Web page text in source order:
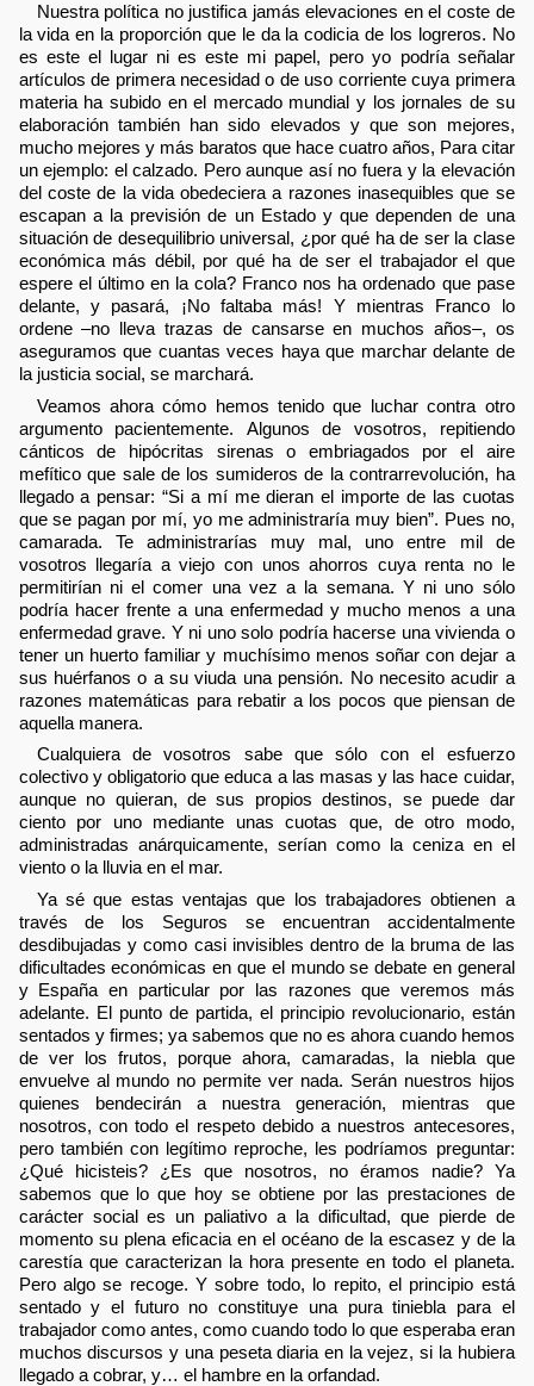
Nuestra política no justifica jamás elevaciones en el coste de
la vida en la proporción que le da la codicia de los logreros. No
es este el lugar ni es este mi papel, pero yo podría señalar
artículos de primera necesidad o de uso corriente cuya primera
materia ha subido en el mercado mundial y los jornales de su
elaboración también han sido elevados y que son mejores,
mucho mejores y más baratos que hace cuatro años, Para citar
un ejemplo: el calzado. Pero aunque así no fuera y la elevación
del coste de la vida obedeciera a razones inasequibles que se
escapan a la previsión de un Estado y que dependen de una
situación de desequilibrio universal, ¿por qué ha de ser la clase
económica más débil, por qué ha de ser el trabajador el que
espere el último en la cola? Franco nos ha ordenado que pase
delante, y pasará, ¡No faltaba más! Y mientras Franco lo
ordene –no lleva trazas de cansarse en muchos años–, os
aseguramos que cuantas veces haya que marchar delante de
la justicia social, se marchará.
Veamos ahora cómo hemos tenido que luchar contra otro
argumento pacientemente. Algunos de vosotros, repitiendo
cánticos de hipócritas sirenas o embriagados por el aire
mefítico que sale de los sumideros de la contrarrevolución, ha
llegado a pensar: “Si a mí me dieran el importe de las cuotas
que se pagan por mí, yo me administraría muy bien”. Pues no,
camarada. Te administrarías muy mal, uno entre mil de
vosotros llegaría a viejo con unos ahorros cuya renta no le
permitirían ni el comer una vez a la semana. Y ni uno sólo
podría hacer frente a una enfermedad y mucho menos a una
enfermedad grave. Y ni uno solo podría hacerse una vivienda o
tener un huerto familiar y muchísimo menos soñar con dejar a
sus huérfanos o a su viuda una pensión. No necesito acudir a
razones matemáticas para rebatir a los pocos que piensan de
aquella manera.
Cualquiera de vosotros sabe que sólo con el esfuerzo
colectivo y obligatorio que educa a las masas y las hace cuidar,
aunque no quieran, de sus propios destinos, se puede dar
ciento por uno mediante unas cuotas que, de otro modo,
administradas anárquicamente, serían como la ceniza en el
viento o la lluvia en el mar.
Ya sé que estas ventajas que los trabajadores obtienen a
través de los Seguros se encuentran accidentalmente
desdibujadas y como casi invisibles dentro de la bruma de las
dificultades económicas en que el mundo se debate en general
y España en particular por las razones que veremos más
adelante. El punto de partida, el principio revolucionario, están
sentados y firmes; ya sabemos que no es ahora cuando hemos
de ver los frutos, porque ahora, camaradas, la niebla que
envuelve al mundo no permite ver nada. Serán nuestros hijos
quienes bendecirán a nuestra generación, mientras que
nosotros, con todo el respeto debido a nuestros antecesores,
pero también con legítimo reproche, les podríamos preguntar:
¿Qué hicisteis? ¿Es que nosotros, no éramos nadie? Ya
sabemos que lo que hoy se obtiene por las prestaciones de
carácter social es un paliativo a la dificultad, que pierde de
momento su plena eficacia en el océano de la escasez y de la
carestía que caracterizan la hora presente en todo el planeta.
Pero algo se recoge. Y sobre todo, lo repito, el principio está
sentado y el futuro no constituye una pura tiniebla para el
trabajador como antes, como cuando todo lo que esperaba eran
muchos discursos y una peseta diaria en la vejez, si la hubiera
llegado a cobrar, y… el hambre en la orfandad.